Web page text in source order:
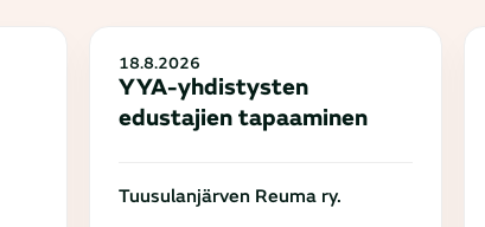
18.8.2026
YYA-yhdistysten
edustajien tapaaminen
Tuusulanjärven Reuma ry.